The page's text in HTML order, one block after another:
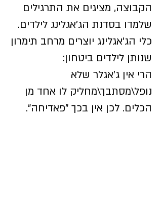
הקבוצה, מציגים את התרגילים
שלמדו בסדנת הג'אגלינג לילדים.
כלי הג'אגלינג יוצרים מרחב תימרון
שנותן לילדים ביטחון:
הרי אין ג'אגלר שלא
נופל\מסתבך\מחליק לו אחד מן
הכלים. לכן אין בכך "פאדיחה".